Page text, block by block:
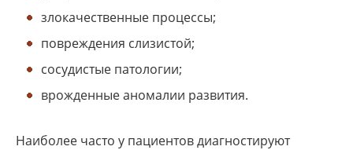
злокачественные процессы;
повреждения слизистой;
сосудистые патологии;
врожденные аномалии развития.
Наиболее часто у пациентов диагностируют